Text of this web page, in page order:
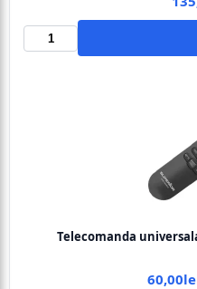
Telecomanda